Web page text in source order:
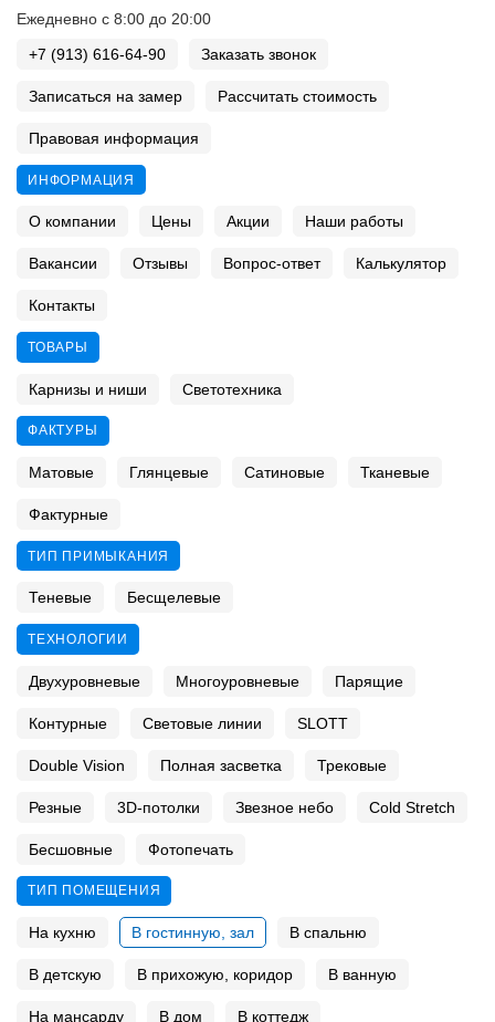
Ежедневно с 8:00 до 20:00
+7 (913) 616-64-90
Заказать звонок
Записаться на замер Рассчитать стоимость
Правовая информация
ИНФОРМАЦИЯ
О компании Цены Акции Наши работы
Вакансии Отзывы Вопрос-ответ Калькулятор
Контакты
ТОВАРЫ
Карнизы и ниши Светотехника
ФАКТУРЫ
Матовые Глянцевые Сатиновые Тканевые
Фактурные
ТИП ПРИМЫКАНИЯ
Теневые Бесщелевые
ТЕХНОЛОГИИ
Двухуровневые Многоуровневые Парящие
Контурные Световые линии SLOTT
Double Vision Полная засветка Трековые
Резные 3D-потолки Звезное небо Cold Stretch
Бесшовные Фотопечать
ТИП ПОМЕЩЕНИЯ
На кухню В гостинную, зал В спальню
В детскую В прихожую, коридор В ванную
На мансарду В дом В коттедж